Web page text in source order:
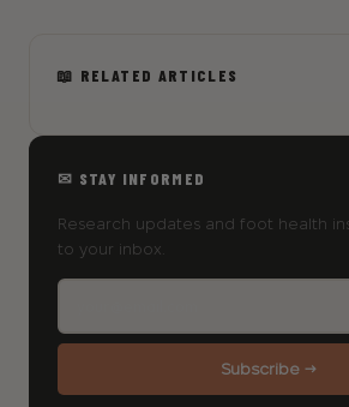
📖 RELATED ARTICLES
✉ STAY INFORMED
Research updates and foot health
to your inbox.
Subscribe →